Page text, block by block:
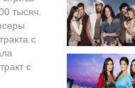
тысяч.
с
с